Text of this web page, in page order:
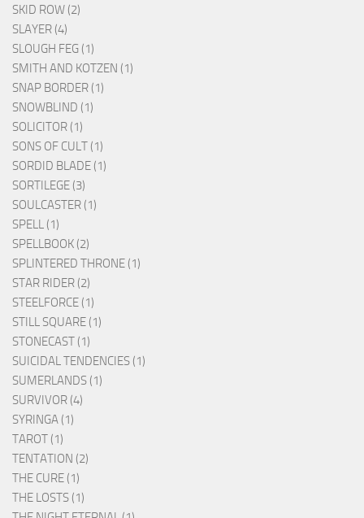
SKID ROW (2)
SLAYER (4)
SLOUGH FEG (1)
SMITH AND KOTZEN (1)
SNAP BORDER (1)
SNOWBLIND (1)
SOLICITOR (1)
SONS OF CULT (1)
SORDID BLADE (1)
SORTILEGE (3)
SOULCASTER (1)
SPELL (1)
SPELLBOOK (2)
SPLINTERED THRONE (1)
STAR RIDER (2)
STEELFORCE (1)
STILL SQUARE (1)
STONECAST (1)
SUICIDAL TENDENCIES (1)
SUMERLANDS (1)
SURVIVOR (4)
SYRINGA (1)
TAROT (1)
TENTATION (2)
THE CURE (1)
THE LOSTS (1)